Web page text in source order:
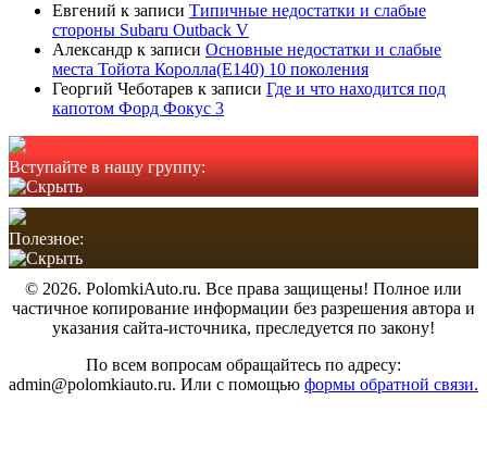
Евгений к записи Типичные недостатки и слабые
стороны Subaru Outback V
Александр к записи Основные недостатки и слабые
места Тойота Королла(Е140) 10 поколения
Георгий Чеботарев к записи Где и что находится под
капотом Форд Фокус 3
Вступайте в нашу группу:
Полезное:
© 2026. PolomkiAuto.ru. Все права защищены! Полное или
частичное копирование информации без разрешения автора и
указания сайта-источника, преследуется по закону!
По всем вопросам обращайтесь по адресу:
admin@polomkiauto.ru. Или с помощью формы обратной связи.